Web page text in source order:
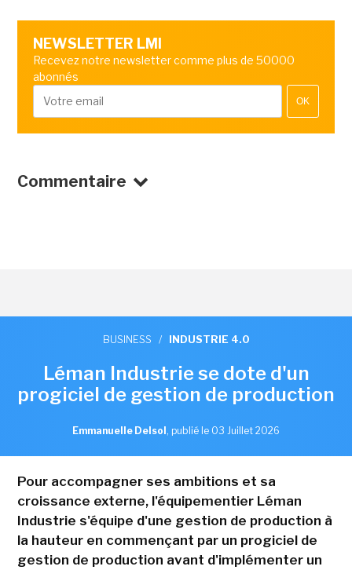
NEWSLETTER LMI
Recevez notre newsletter comme plus de 50000
abonnés
OK
Commentaire
BUSINESS / INDUSTRIE 4.0
Léman Industrie se dote d'un
progiciel de gestion de production
Emmanuelle Delsol , publié le 03 Juillet 2026
Pour accompagner ses ambitions et sa
croissance externe, l'équipementier Léman
Industrie s'équipe d'une gestion de production à
la hauteur en commençant par un progiciel de
gestion de production avant d'implémenter un